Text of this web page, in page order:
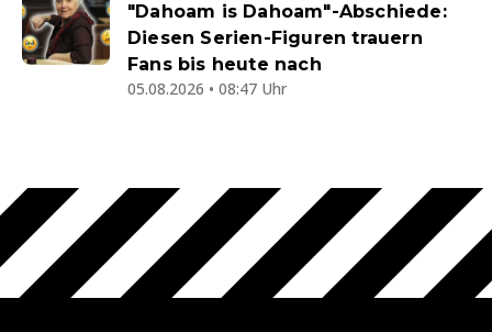
"Dahoam is Dahoam"-Abschiede:
Diesen Serien-Figuren trauern
Fans bis heute nach
05.08.2026 • 08:47 Uhr